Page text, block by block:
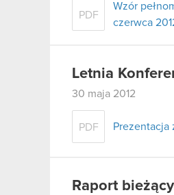
PDF
Wzór
czerwca
Letnia
30 maja 2012
PDF Prezentacja
Raport